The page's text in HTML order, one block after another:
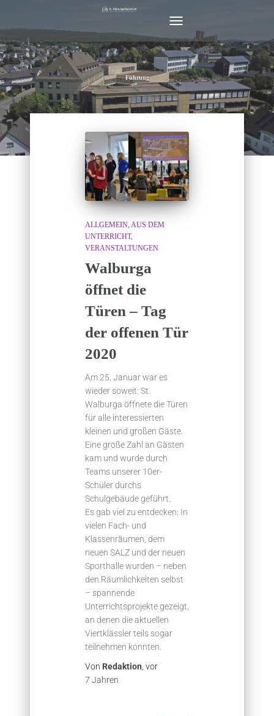
NAVIGATION
UMSCHALTEN
Führung
ALLGEMEIN AUS DEM
UNTERRICHT
VERANSTALTUNGEN
Walburga
öffnet die
Türen – Tag
der offenen Tür
2020
Am 25. Januar war es
wieder soweit: St.
Walburga öffnete die Türen
für alle interessierten
kleinen und großen Gäste.
Eine große Zahl an Gästen
kam und wurde durch
Teams unserer 10er-
Schüler durchs
Schulgebäude geführt.
Es gab viel zu entdecken: In
vielen Fach- und
Klassenräumen, dem
neuen SALZ und der neuen
Sporthalle wurden – neben
den Räumlichkeiten selbst
– spannende
Unterrichtsprojekte gezeigt,
an denen die aktuellen
Viertklässler teils sogar
teilnehmen konnten.
Von Redaktion, vor
7 Jahren